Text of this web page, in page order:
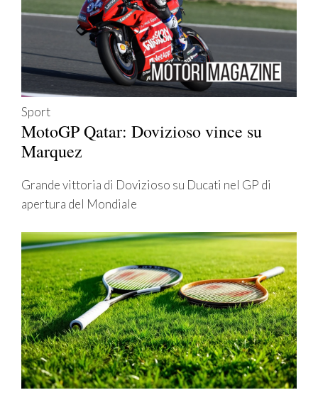
Sport
MotoGP Qatar: Dovizioso vince su
Marquez
Grande vittoria di Dovizioso su Ducati nel GP di
apertura del Mondiale